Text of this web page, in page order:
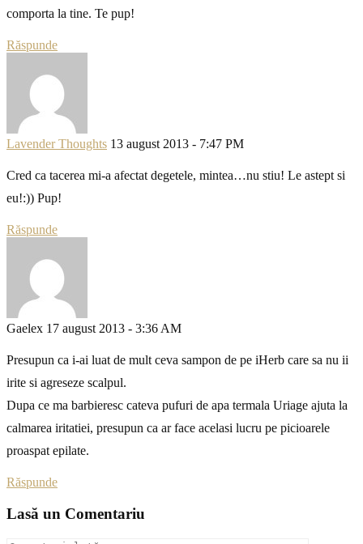
comporta la tine. Te pup!
Răspunde
Lavender Thoughts 13 august 2013 - 7:47 PM
Cred ca tacerea mi-a afectat degetele, mintea…nu stiu! Le astept si
eu!:)) Pup!
Răspunde
Gaelex 17 august 2013 - 3:36 AM
Presupun ca i-ai luat de mult ceva sampon de pe iHerb care sa nu ii
irite si agreseze scalpul.
Dupa ce ma barbieresc cateva pufuri de apa termala Uriage ajuta la
calmarea iritatiei, presupun ca ar face acelasi lucru pe picioarele
proaspat epilate.
Răspunde
Lasă un Comentariu